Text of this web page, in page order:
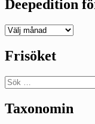
Deepedition
Deepedition
Frisöket
Sök
efter:
Taxonomin